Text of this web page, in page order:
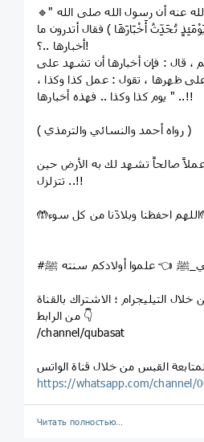
🔹" عن أبي هريرة رضي الله عنه أن رسول الله صلى الله
تُحَدِّثُ أَخْبَارَهَا ﴾ فقال أتدرون ما
أخبارها ..؟!
، قال : فإن أخبارها أن تشهد على
ظهرها ، تقول : عمل كذا وكذا ،
يوم كذا وكذا .. فهذه أخبارها " ..!!
( رواه أحمد والنسائي والترمذي )
عملاً صالحاً تشهد لك به الأرض حين
تتزلزل ..!!
سوء🤲
التيليجرام ؛ الاشتراك بالقناة
من الرابط 👇
/channel/qubasat
https://whatsapp.com/channel/
Читать полностью…